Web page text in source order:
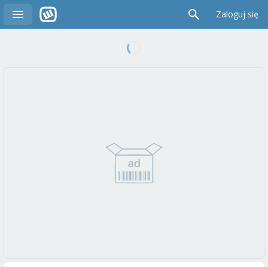
Zaloguj się